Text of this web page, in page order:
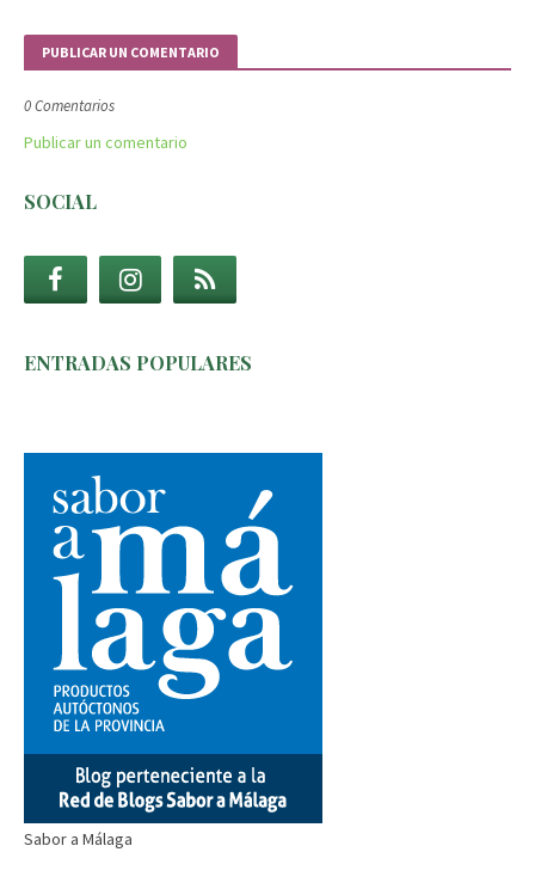
PUBLICAR UN COMENTARIO
0 Comentarios
Publicar un comentario
SOCIAL
ENTRADAS POPULARES
Sabor a Málaga